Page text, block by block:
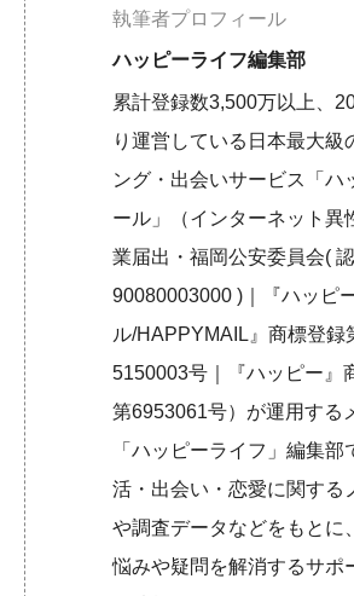
執筆者プロフィール
ハッピーライフ編集部
累計登録数3,500万以上、
り運営している日本最大級
ング・出会いサービス「ハ
ール」（インターネット異
業届出・福岡公安委員会(
90080003000 )｜『ハッピ
ル/HAPPYMAIL』商標登録
5150003号｜『ハッピー』
第6953061号）が運用する
「ハッピーライフ」編集部
活・出会い・恋愛に関する
や調査データなどをもとに
悩みや疑問を解消するサポ